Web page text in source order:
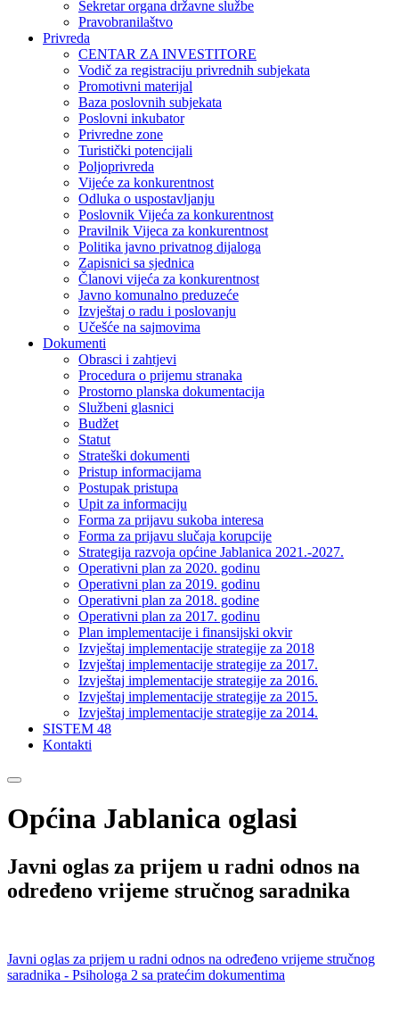
Sekretar organa državne službe
Pravobranilaštvo
Privreda
CENTAR ZA INVESTITORE
Vodič za registraciju privrednih subjekata
Promotivni materijal
Baza poslovnih subjekata
Poslovni inkubator
Privredne zone
Turistički potencijali
Poljoprivreda
Vijeće za konkurentnost
Odluka o uspostavljanju
Poslovnik Vijeća za konkurentnost
Pravilnik Vijeca za konkurentnost
Politika javno privatnog dijaloga
Zapisnici sa sjednica
Članovi vijeća za konkurentnost
Javno komunalno preduzeće
Izvještaj o radu i poslovanju
Učešće na sajmovima
Dokumenti
Obrasci i zahtjevi
Procedura o prijemu stranaka
Prostorno planska dokumentacija
Službeni glasnici
Budžet
Statut
Strateški dokumenti
Pristup informacijama
Postupak pristupa
Upit za informaciju
Forma za prijavu sukoba interesa
Forma za prijavu slučaja korupcije
Strategija razvoja općine Jablanica 2021.-2027.
Operativni plan za 2020. godinu
Operativni plan za 2019. godinu
Operativni plan za 2018. godine
Operativni plan za 2017. godinu
Plan implementacije i finansijski okvir
Izvještaj implementacije strategije za 2018
Izvještaj implementacije strategije za 2017.
Izvještaj implementacije strategije za 2016.
Izvještaj implementacije strategije za 2015.
Izvještaj implementacije strategije za 2014.
SISTEM 48
Kontakti
Općina Jablanica oglasi
Javni oglas za prijem u radni odnos na
određeno vrijeme stručnog saradnika
Javni oglas za prijem u radni odnos na određeno vrijeme stručnog
saradnika - Psihologa 2 sa pratećim dokumentima